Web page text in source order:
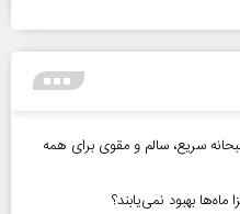
چی درست کنم؟ معرفی ۳۰ صبحانه سریع، سالم و مقوی برای همه
ماه‌ها بهبود نمی‌یابند؟